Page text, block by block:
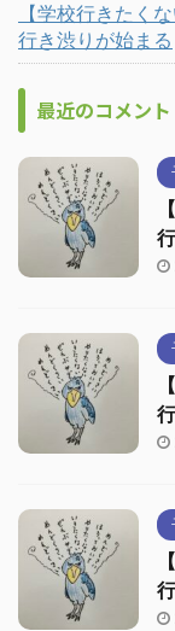
【学校行きたく
行き渋りが始まる
最近のコメント